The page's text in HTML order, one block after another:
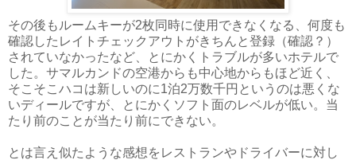
その後もルームキーが2枚同時に使用できなくなる、何度も
確認したレイトチェックアウトがきちんと登録（確認？）
されていなかったなど、とにかくトラブルが多いホテルで
した。サマルカンドの空港からも中心地からもほど近く、
そこそこハコは新しいのに1泊2万数千円というのは悪くな
いディールですが、とにかくソフト面のレベルが低い。当
たり前のことが当たり前にできない。
とは言え似たような感想をレストランやドライバーに対し